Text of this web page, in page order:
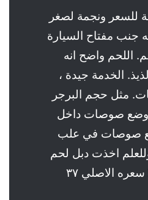
للسعر ونجمة لصغر
جنب مفتاح السيارة
اللحم واضح انه
الخدمة جيدة ،
مثل حجم البرجر
ووضع صوصات داخل
صوصات في علب
اخذت دبل لحم
بعرض ٢٧ ريال والا سعره الاصلي ٣٧